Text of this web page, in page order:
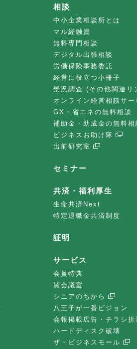
相談
中小企業相談所とは
マル経融資
無料専門相談
デジタル出張相談
労働保険事務委託
経営に役立つ小冊子
景況調査 (その他関連リ
オンライン経営相談サー
GX・省エネの無料相談
補助金・助成金の無料相
ビジネスお助け隊
出前研究室
セミナー
共済・福利厚生
生命共済Next
特定退職金共済制度
証明
サービス
会員特典
貸会議室
シニアのちから
八王子が一番ビジョン
会報掲載広告・チラシ折
ハードディスク破壊
ザ・ビジネスモール